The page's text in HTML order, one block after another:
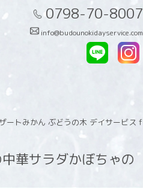
0798-70-8007
info@budounokidayservice.com
ートみかん ぶどうの木 デイサービス f
華サラダかぼちゃの